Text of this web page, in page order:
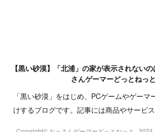
【黒い砂漠】「北浦」の家が表示されない
さんゲーマーどっとねっと
「黒い砂漠」をはじめ、PCゲームやゲーマ
けするブログです。記事には商品やサービス